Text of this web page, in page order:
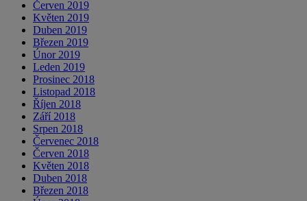
Červen 2019
Květen 2019
Duben 2019
Březen 2019
Únor 2019
Leden 2019
Prosinec 2018
Listopad 2018
Říjen 2018
Září 2018
Srpen 2018
Červenec 2018
Červen 2018
Květen 2018
Duben 2018
Březen 2018